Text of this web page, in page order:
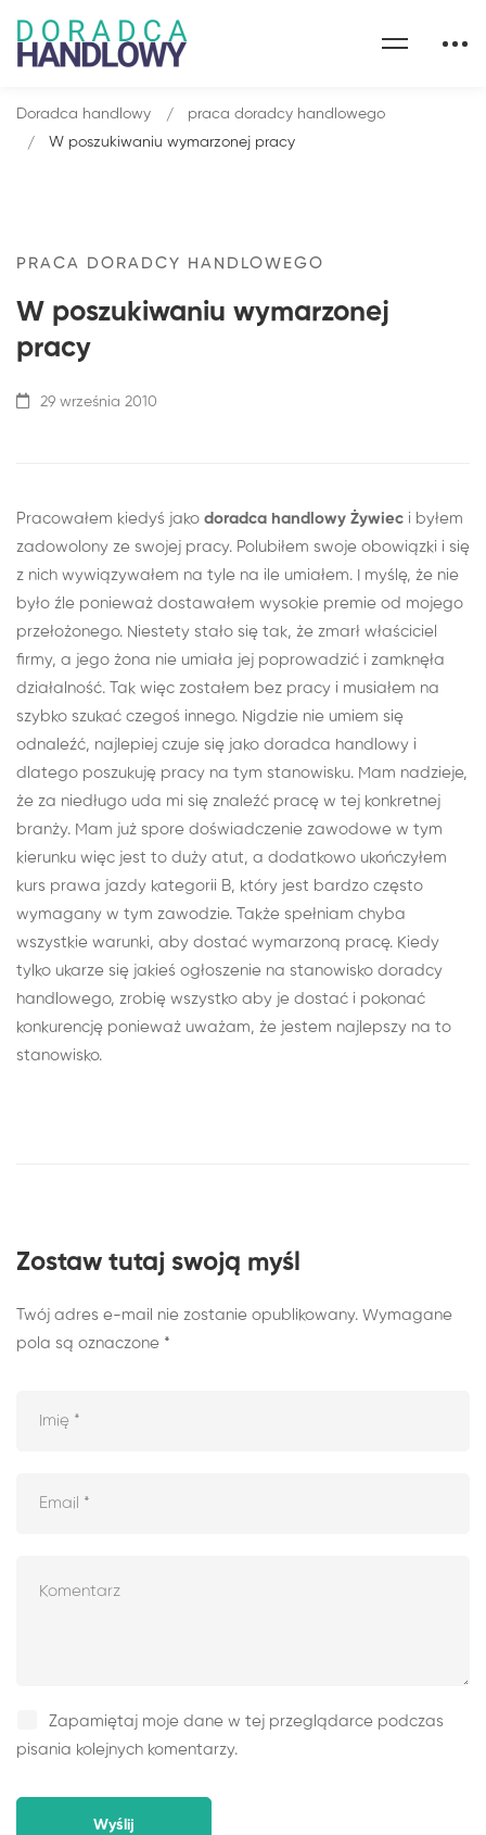
Doradca handlowy
praca doradcy handlowego
W poszukiwaniu wymarzonej pracy
PRACA DORADCY HANDLOWEGO
W poszukiwaniu wymarzonej
pracy
29 września 2010
Pracowałem kiedyś jako doradca handlowy Żywiec i byłem
zadowolony ze swojej pracy. Polubiłem swoje obowiązki i się
z nich wywiązywałem na tyle na ile umiałem. I myślę, że nie
było źle ponieważ dostawałem wysokie premie od mojego
przełożonego. Niestety stało się tak, że zmarł właściciel
firmy, a jego żona nie umiała jej poprowadzić i zamknęła
działalność. Tak więc zostałem bez pracy i musiałem na
szybko szukać czegoś innego. Nigdzie nie umiem się
odnaleźć, najlepiej czuje się jako doradca handlowy i
dlatego poszukuję pracy na tym stanowisku. Mam nadzieje,
że za niedługo uda mi się znaleźć pracę w tej konkretnej
branży. Mam już spore doświadczenie zawodowe w tym
kierunku więc jest to duży atut, a dodatkowo ukończyłem
kurs prawa jazdy kategorii B, który jest bardzo często
wymagany w tym zawodzie. Także spełniam chyba
wszystkie warunki, aby dostać wymarzoną pracę. Kiedy
tylko ukarze się jakieś ogłoszenie na stanowisko doradcy
handlowego, zrobię wszystko aby je dostać i pokonać
konkurencję ponieważ uważam, że jestem najlepszy na to
stanowisko.
Zostaw tutaj swoją myśl
Twój adres e-mail nie zostanie opublikowany. Wymagane
pola są oznaczone *
Zapamiętaj moje dane w tej przeglądarce podczas
pisania kolejnych komentarzy.